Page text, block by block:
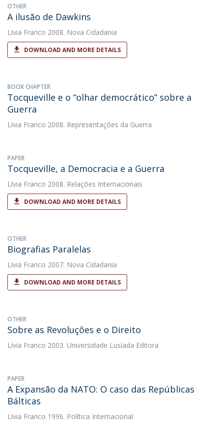
OTHER
A ilusão de Dawkins
Lívia Franco 2008. Nova Cidadania
DOWNLOAD AND MORE DETAILS
BOOK CHAPTER
Tocqueville e o “olhar democrático” sobre a
Guerra
Lívia Franco 2008. Representações da Guerra
PAPER
Tocqueville, a Democracia e a Guerra
Lívia Franco 2008. Relações Internacionais
DOWNLOAD AND MORE DETAILS
OTHER
Biografias Paralelas
Lívia Franco 2007. Nova Cidadania
DOWNLOAD AND MORE DETAILS
OTHER
Sobre as Revoluções e o Direito
Lívia Franco 2003. Universidade Lusíada Editora
PAPER
A Expansão da NATO: O caso das Repúblicas
Bálticas
Lívia Franco 1996. Política Internacional